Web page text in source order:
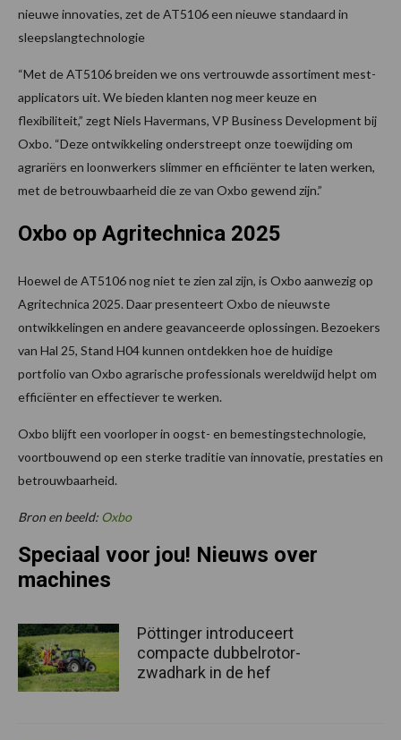
nieuwe innovaties, zet de AT5106 een nieuwe standaard in
sleepslangtechnologie
“Met de AT5106 breiden we ons vertrouwde assortiment mest-
applicators uit. We bieden klanten nog meer keuze en
flexibiliteit,” zegt Niels Havermans, VP Business Development bij
Oxbo. “Deze ontwikkeling onderstreept onze toewijding om
agrariërs en loonwerkers slimmer en efficiënter te laten werken,
met de betrouwbaarheid die ze van Oxbo gewend zijn.”
Oxbo op Agritechnica 2025
Hoewel de AT5106 nog niet te zien zal zijn, is Oxbo aanwezig op
Agritechnica 2025. Daar presenteert Oxbo de nieuwste
ontwikkelingen en andere geavanceerde oplossingen. Bezoekers
van Hal 25, Stand H04 kunnen ontdekken hoe de huidige
portfolio van Oxbo agrarische professionals wereldwijd helpt om
efficiënter en effectiever te werken.
Oxbo blijft een voorloper in oogst- en bemestingstechnologie,
voortbouwend op een sterke traditie van innovatie, prestaties en
betrouwbaarheid.
Bron en beeld: Oxbo
Speciaal voor jou! Nieuws over
machines
Pöttinger introduceert
compacte dubbelrotor-
zwadhark in de hef